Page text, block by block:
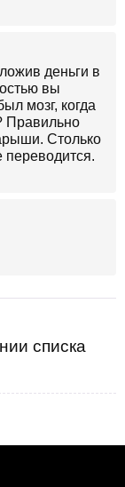
деньги в
вы
мозг, когда
Правильно
Столько
переводится.
списка